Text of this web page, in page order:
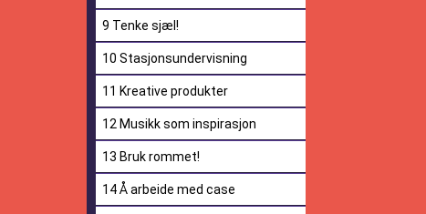
9 Tenke sjæl!
10 Stasjonsundervisning
11 Kreative produkter
12 Musikk som inspirasjon
13 Bruk rommet!
14 Å arbeide med case